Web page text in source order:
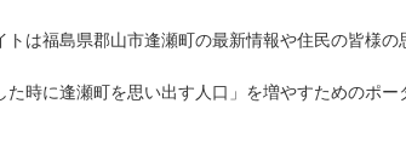
トは福島県郡山市逢瀬町の最新情報や住民の皆様の
た時に逢瀬町を思い出す人口」を増やすためのポー